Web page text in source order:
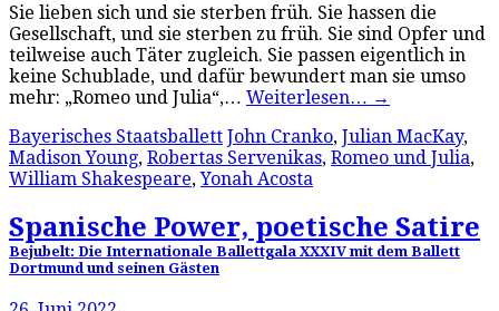
Sie lieben sich und sie sterben früh. Sie hassen die
Gesellschaft, und sie sterben zu früh. Sie sind Opfer und
teilweise auch Täter zugleich. Sie passen eigentlich in
keine Schublade, und dafür bewundert man sie umso
mehr: „Romeo und Julia“,… Weiterlesen… →
Bayerisches Staatsballett John Cranko, Julian MacKay,
Madison Young, Robertas Servenikas, Romeo und Julia,
William Shakespeare,Yonah Acosta
Spanische Power, poetische Satire
Bejubelt: Die Internationale Ballettgala XXXIV mit dem Ballett
Dortmund und seinen Gästen